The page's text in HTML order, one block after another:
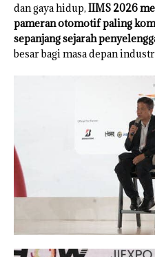
dan gaya hidup, IIMS 2026
pameran otomotif paling
sepanjang sejarah
besar bagi masa depan